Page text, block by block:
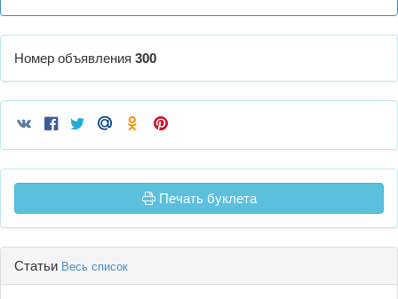
Номер объявления 300
Печать буклета
Статьи Весь список